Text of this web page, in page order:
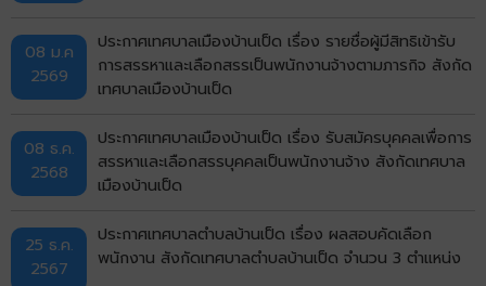
08 ม.ค
2569
ประกาศเทศบาลเมืองบ้านเป็ด เรื่อง รายชื่อผู้มีสิทธิเข้ารับ
การสรรหาและเลือกสรรเป็นพนักงานจ้างตามภารกิจ สังกัด
เทศบาลเมืองบ้านเป็ด
08 ธ.ค.
2568
ประกาศเทศบาลเมืองบ้านเป็ด เรื่อง รับสมัครบุคคลเพื่อการ
สรรหาและเลือกสรรบุคคลเป็นพนักงานจ้าง สังกัดเทศบาล
เมืองบ้านเป็ด
25 ธ.ค.
2567
ประกาศเทศบาลตำบลบ้านเป็ด เรื่อง ผลสอบคัดเลือก
พนักงาน สังกัดเทศบาลตำบลบ้านเป็ด จำนวน 3 ตำแหน่ง